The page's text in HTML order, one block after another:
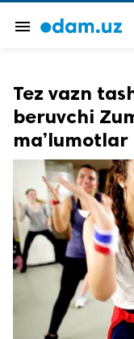
menu
Tez vazn
beruvchi
ma’lumotlar